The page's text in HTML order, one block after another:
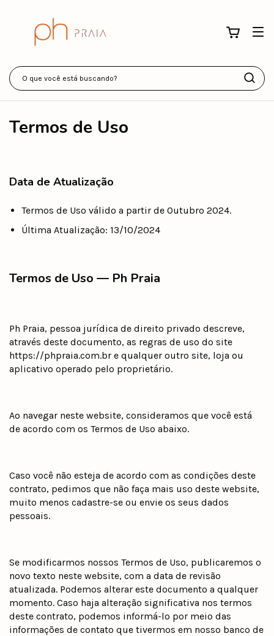
Termos de Uso
Data de Atualização
Termos de Uso válido a partir de Outubro 2024.
Última Atualização: 13/10/2024
Termos de Uso — Ph Praia
Ph Praia, pessoa jurídica de direito privado descreve,
através deste documento, as regras de uso do site
https://phpraia.com.br e qualquer outro site, loja ou
aplicativo operado pelo proprietário.
Ao navegar neste website, consideramos que você está
de acordo com os Termos de Uso abaixo.
Caso você não esteja de acordo com as condições deste
contrato, pedimos que não faça mais uso deste website,
muito menos cadastre-se ou envie os seus dados
pessoais.
Se modificarmos nossos Termos de Uso, publicaremos o
novo texto neste website, com a data de revisão
atualizada. Podemos alterar este documento a qualquer
momento. Caso haja alteração significativa nos termos
deste contrato, podemos informá-lo por meio das
informações de contato que tivermos em nosso banco de